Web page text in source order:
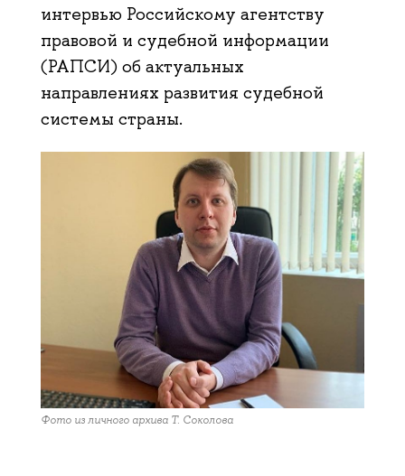
интервью Российскому агентству
правовой и судебной информации
(РАПСИ) об актуальных
направлениях развития судебной
системы страны.
Фото из личного архива Т. Соколова